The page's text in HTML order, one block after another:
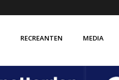
RECREANTEN MEDIA